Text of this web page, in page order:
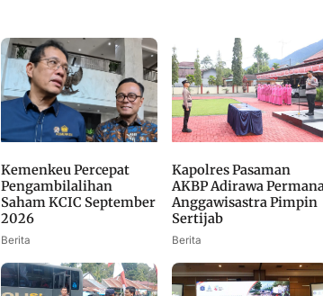
Kemenkeu Percepat
Pengambilalihan
Saham KCIC September
2026
Berita
Kapolres Pasaman
AKBP Adirawa
Anggawisastra Pimpin
Sertijab
Berita